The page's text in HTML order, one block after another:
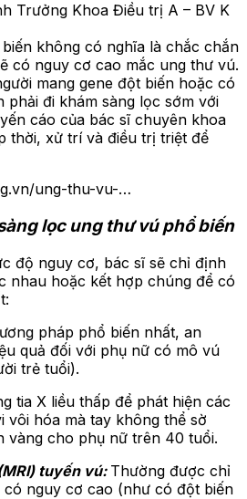
Trưởng Khoa Điều trị A – BV K
không có nghĩa là chắc chắn
có nguy cơ cao mắc ung thư vú.
mang gene đột biến hoặc có
phải đi khám sàng lọc sớm với
cáo của bác sĩ chuyên khoa
thời, xử trí và điều trị triệt để
ung-thu-vu-…
lọc ung thư vú phổ biến
độ nguy cơ, bác sĩ sẽ chỉ định
nhau hoặc kết hợp chúng để có
pháp phổ biến nhất, an
quả đối với phụ nữ có mô vú
trẻ tuổi).
tia X liều thấp để phát hiện các
vôi hóa mà tay không thể sờ
vàng cho phụ nữ trên 40 tuổi.
tuyến vú: Thường được chỉ
nguy cơ cao (như có đột biến